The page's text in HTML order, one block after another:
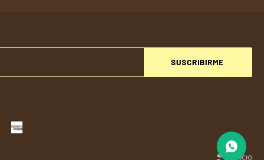
SUSCRIBIRME